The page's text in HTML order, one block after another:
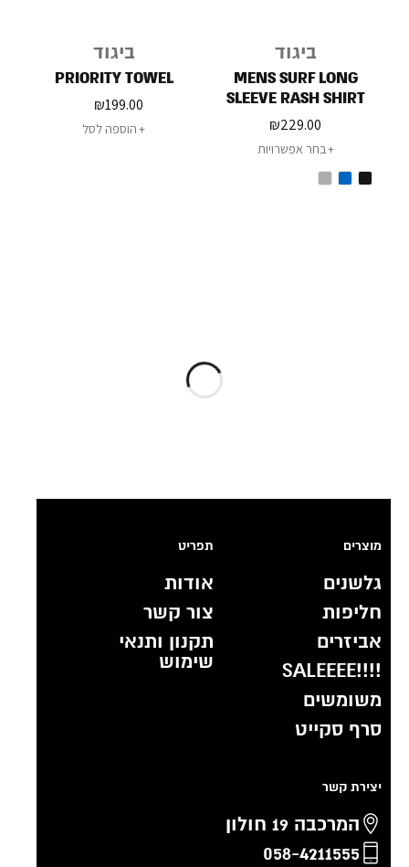
ביגוד
MENS SURF LONG
SLEEVE RASH SHIRT
₪229.00
בחר אפשרויות
ביגוד
PRIORITY TOWEL
₪199.00
הוספה לסל
מוצרים
גלשנים
חליפות
אביזרים
!!!!SALEEEE
משומשים
סרף סקייט
תפריט
אודות
צור קשר
תקנון ותנאי
שימוש
יצירת קשר
המרכבה 19 חולון
058-4211555